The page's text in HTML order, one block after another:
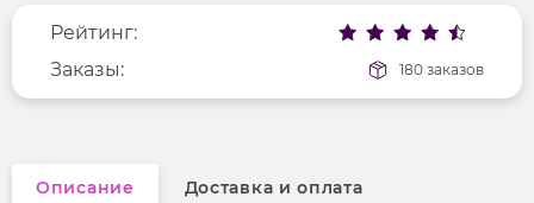
Фактура материала
гладкий
Длина рукава
длинные
Вырез горловины
округлый
Рейтинг:
Заказы:
180 заказов
Описание Доставка и оплата